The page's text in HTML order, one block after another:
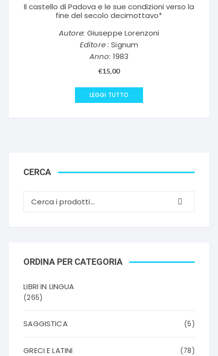
Il castello di Padova e le sue condizioni verso la
fine del secolo decimottavo*
Autore: Giuseppe Lorenzoni
Editore: Signum
Anno: 1983
€15,00
LEGGI TUTTO
CERCA
ORDINA PER CATEGORIA
LIBRI IN LINGUA
(265)
SAGGISTICA (5)
GRECI E LATINI (78)